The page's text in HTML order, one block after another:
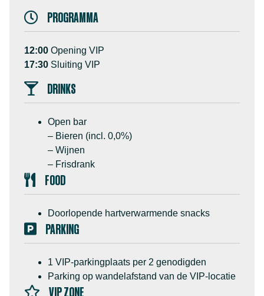
PROGRAMMA
12:00 Opening VIP
17:30 Sluiting VIP
DRINKS
Open bar
– Bieren (incl. 0,0%)
– Wijnen
– Frisdrank
FOOD
Doorlopende hartverwarmende snacks
PARKING
1 VIP-parkingplaats per 2 genodigden
Parking op wandelafstand van de VIP-locatie
VIP ZONE